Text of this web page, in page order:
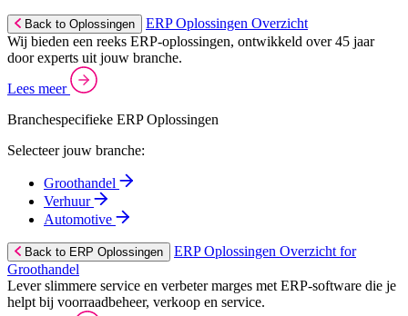
Back to Oplossingen
ERP Oplossingen Overzicht
Wij bieden een reeks ERP-oplossingen, ontwikkeld over 45 jaar
door experts uit jouw branche.
Lees meer
Branchespecifieke ERP Oplossingen
Selecteer jouw branche:
Groothandel
Verhuur
Automotive
Back to ERP Oplossingen
ERP Oplossingen Overzicht for
Groothandel
Lever slimmere service en verbeter marges met ERP-software die je
helpt bij voorraadbeheer, verkoop en service.